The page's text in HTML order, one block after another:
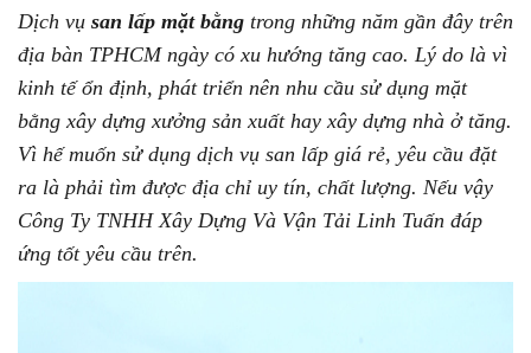
Dịch vụ san lấp mặt bằng trong những năm gần đây trên
địa bàn TPHCM ngày có xu hướng tăng cao. Lý do là vì
kinh tế ổn định, phát triển nên nhu cầu sử dụng mặt
bằng xây dựng xưởng sản xuất hay xây dựng nhà ở tăng.
Vì hế muốn sử dụng dịch vụ san lấp giá rẻ, yêu cầu đặt
ra là phải tìm được địa chỉ uy tín, chất lượng. Nếu vậy
Công Ty TNHH Xây Dựng Và Vận Tải Linh Tuấn đáp
ứng tốt yêu cầu trên.